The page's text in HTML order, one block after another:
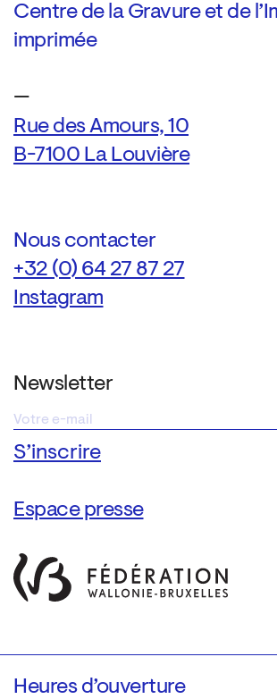
Centre de la Gravure et de
imprimée
—
Rue des Amours, 10
B-7100 La Louvière
Nous contacter
+32 (0) 64 27 87 27
Instagram
Newsletter
Espace presse
Heures d’ouverture